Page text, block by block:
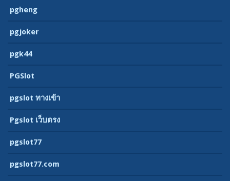
pgheng
pgjoker
pgk44
PGSlot
pgslot ทางเข้า
Pgslot เว็บตรง
pgslot77
pgslot77.com